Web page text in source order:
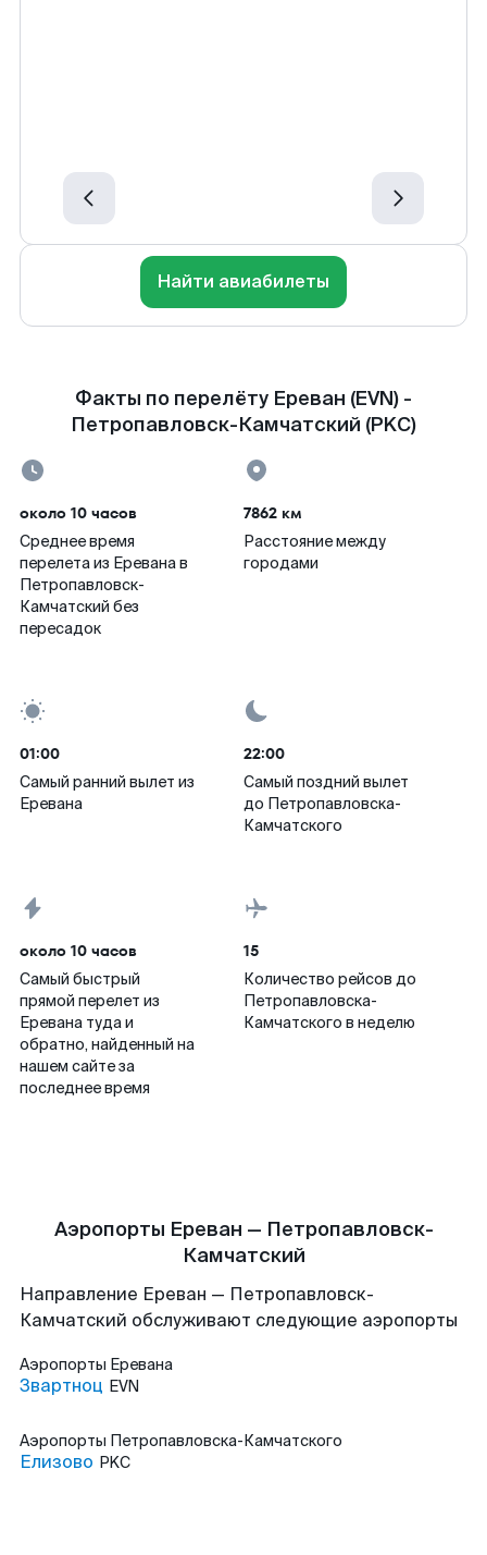
Найти авиабилеты
Факты по перелёту Ереван (EVN) -
Петропавловск-Камчатский (PKC)
около 10 часов
Среднее время
перелета из Еревана в
Петропавловск-
Камчатский без
пересадок
7862 км
Расстояние между
городами
01:00
Самый ранний вылет из
Еревана
22:00
Самый поздний вылет
до Петропавловска-
Камчатского
около 10 часов
Самый быстрый
прямой перелет из
Еревана туда и
обратно, найденный на
нашем сайте за
последнее время
15
Количество рейсов до
Петропавловска-
Камчатского в неделю
Аэропорты Ереван — Петропавловск-
Камчатский
Направление Ереван — Петропавловск-
Камчатский обслуживают следующие аэропорты
Аэропорты Еревана
Звартноц EVN
Аэропорты Петропавловска-Камчатского
Елизово PKC